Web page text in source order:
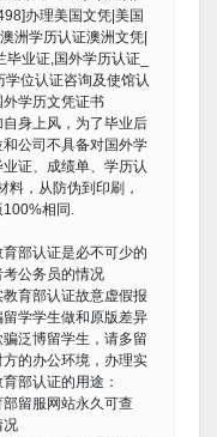
办理美国文凭|美国
洲学历认证澳洲文凭|
业证,国外学历认证_
位认证咨询及使馆认
学历文凭证书
身上风，为了毕业后
公司不具备对国外学
证、成绩单、学历认
料，从防伪到印刷，
100%相同.
部认证是必不可少的
公务员的情况
育部认证故意虚假报
学学生做和原版差异
泛博留学生，请多留
的办公环境，办理实
部认证的用途：
留服网站永久可查
况